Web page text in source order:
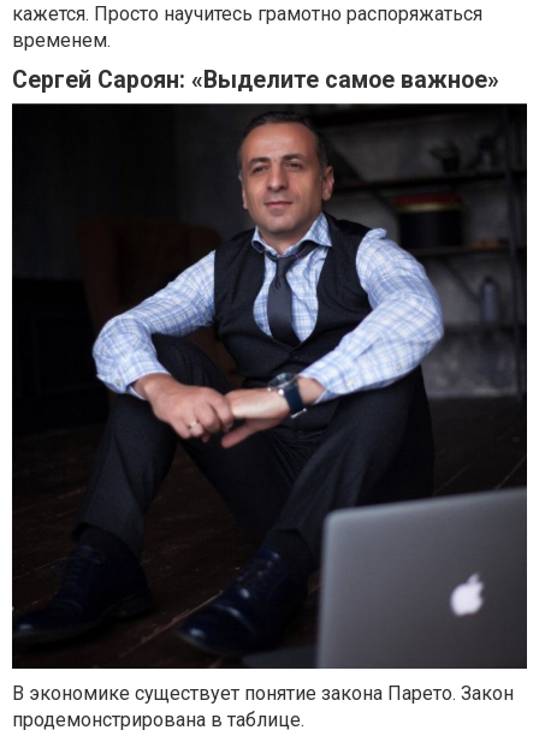
кажется. Просто научитесь грамотно распоряжаться
временем.
Сергей Сароян: «Выделите самое важное»
В экономике существует понятие закона Парето. Закон
продемонстрирована в таблице.